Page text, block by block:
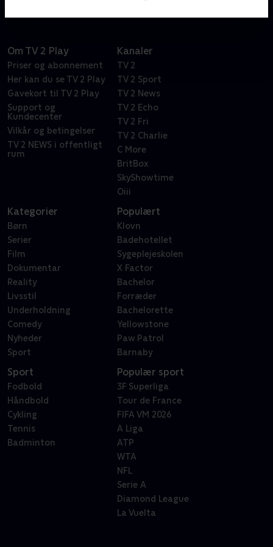
Om TV 2 Play
Priser og abonnement
Her kan du se TV 2 Play
Gavekort til TV 2 Play
Support og
Kundecenter
Vilkår og betingelser
TV 2 NEWS i offentligt
rum
Kanaler
TV 2
TV 2 Sport
TV 2 News
TV 2 Echo
TV 2 Fri
TV 2 Charlie
C More
BritBox
SkyShowtime
Oiii
Kategorier
Børn
Serier
Film
Dokumentar
Reality
Livsstil
Underholdning
Comedy
Nyheder
Sport
Populært
Klovn
Badehotellet
Sygeplejeskolen
X Factor
Bachelor
Forræder
Bachelorette
Yellowstone
Paw Patrol
Barnaby
Sport
Fodbold
Håndbold
Cykling
Tennis
Badminton
Populær sport
3F Superliga
Tour de France
FIFA VM 2026
A Liga
ATP
WTA
NFL
Serie A
Diamond League
La Vuelta